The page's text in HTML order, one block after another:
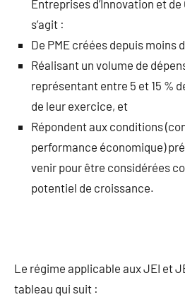
Entreprises d’Innovation et de
s’agit :
De PME créées depuis moins
Réalisant un volume de
représentant entre 5 et 15 %
de leur exercice, et
Répondent aux conditions
performance économique)
venir pour être considérées
potentiel de croissance.
Le régime applicable aux JEI et
tableau qui suit :